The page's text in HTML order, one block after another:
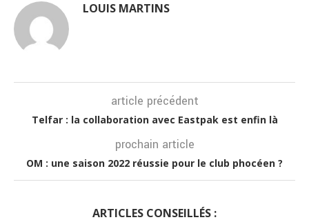
LOUIS MARTINS
article précédent
Telfar : la collaboration avec Eastpak est enfin là
prochain article
OM : une saison 2022 réussie pour le club phocéen ?
ARTICLES CONSEILLÉS :